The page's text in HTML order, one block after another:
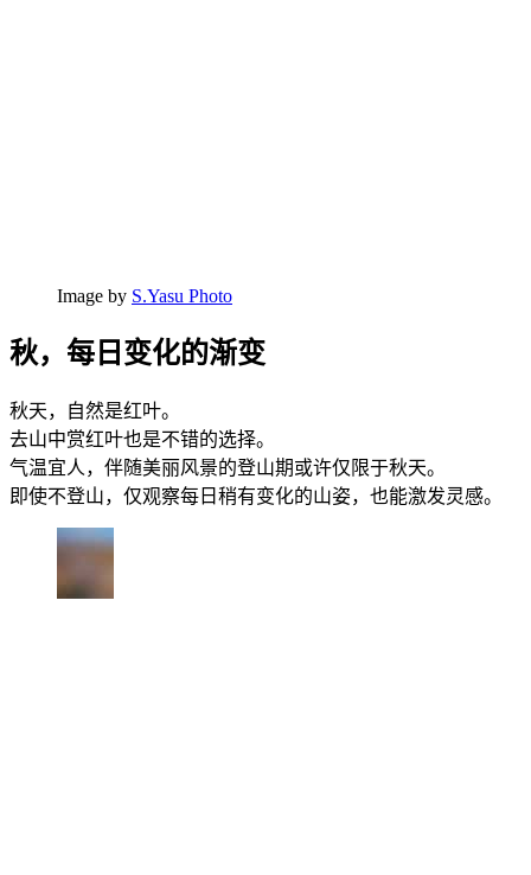
Image by S.Yasu Photo
秋，每日变化的渐变
秋天，自然是红叶。
去山中赏红叶也是不错的选择。
气温宜人，伴随美丽风景的登山期或许仅限于秋天。
即使不登山，仅观察每日稍有变化的山姿，也能激发灵感。